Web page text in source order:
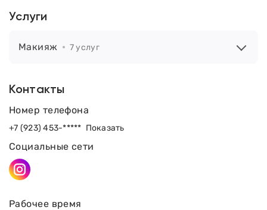
Услуги
Макияж 7 услуг
Контакты
Рабочее время
Номер телефона
+7 (923) 453-***** Показать
Социальные сети